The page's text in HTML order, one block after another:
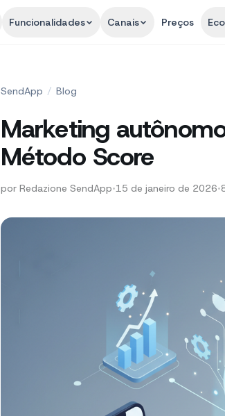
Funcionalidades Canais Preços
SendApp / Blog
Marketing
Método Score
por Redazione SendApp•15 de janeiro de 2026•